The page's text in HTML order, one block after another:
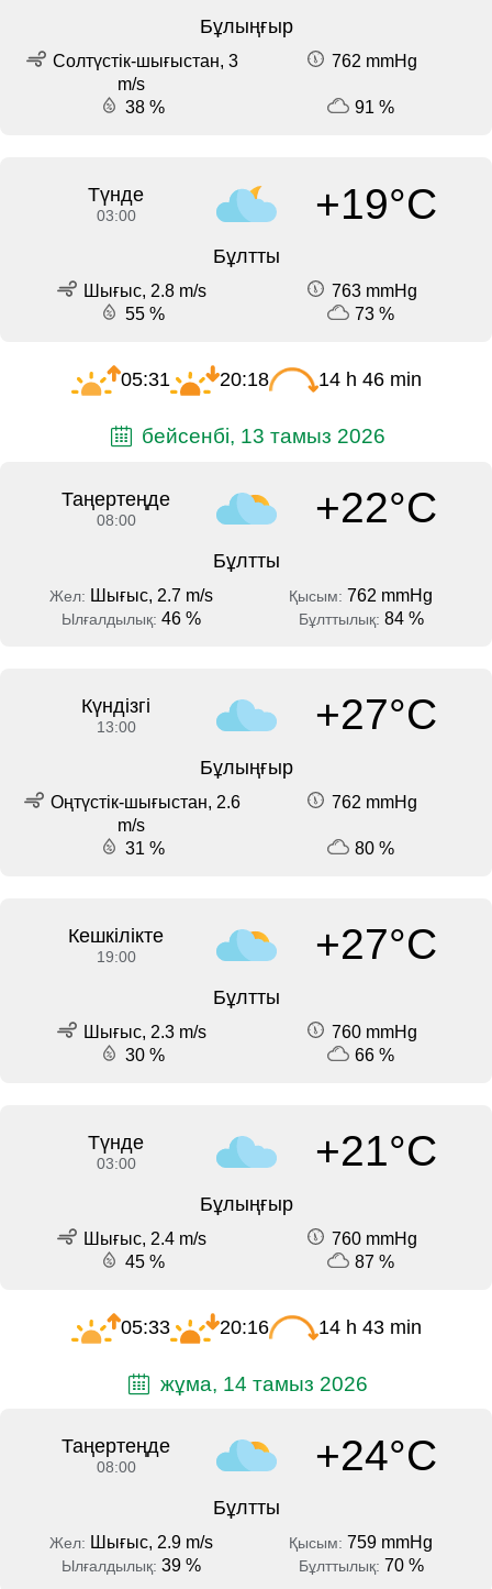
Бұлыңғыр
Солтүстік-шығыстан, 3
m/s
762 mmHg
38 % 91 %
Түнде
03:00 +19°C
Бұлтты
Шығыс, 2.8 m/s
763 mmHg
55 %
73 %
05:31 20:18 14 h 46 min
бейсенбі, 13 тамыз 2026
Таңертеңде
08:00 +22°C
Бұлтты
Жел: Шығыс, 2.7 m/s Қысым: 762 mmHg
Ылғалдылық: 46 % Бұлттылық: 84 %
Күндізгі
13:00 +27°C
Бұлыңғыр
Оңтүстік-шығыстан, 2.6
m/s
762 mmHg
31 % 80 %
Кешкілікте
19:00 +27°C
Бұлтты
Шығыс, 2.3 m/s
760 mmHg
30 %
66 %
Түнде
03:00 +21°C
Бұлыңғыр
Шығыс, 2.4 m/s
760 mmHg
45 %
87 %
05:33 20:16 14 h 43 min
жұма, 14 тамыз 2026
Таңертеңде
08:00 +24°C
Бұлтты
Жел: Шығыс, 2.9 m/s Қысым: 759 mmHg
Ылғалдылық: 39 % Бұлттылық: 70 %